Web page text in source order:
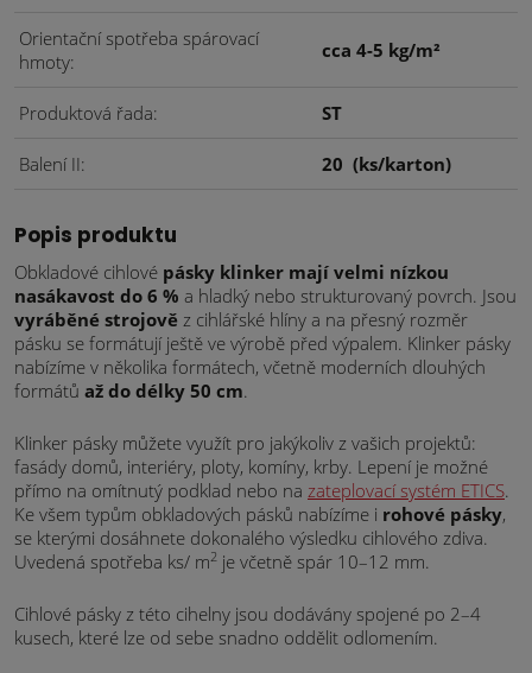
Orientační spotřeba spárovací
hmoty
cca 4-5 kg/m²
Produktová řada ST
Balení II 20 (ks/karton)
Popis produktu
Obkladové cihlové pásky klinker mají velmi nízkou
nasákavost do 6 % a hladký nebo strukturovaný povrch. Jsou
vyráběné strojově z cihlářské hlíny a na přesný rozměr
pásku se formátují ještě ve výrobě před výpalem. Klinker pásky
nabízíme v několika formátech, včetně moderních dlouhých
formátů až do délky 50 cm.
Klinker pásky můžete využít pro jakýkoliv z vašich projektů:
fasády domů, interiéry, ploty, komíny, krby. Lepení je možné
přímo na omítnutý podklad nebo na zateplovací systém ETICS.
Ke všem typům obkladových pásků nabízíme i rohové pásky,
se kterými dosáhnete dokonalého výsledku cihlového zdiva.
Uvedená spotřeba ks/ m2 je včetně spár 10–12 mm.
Cihlové pásky z této cihelny jsou dodávány spojené po 2–4
kusech, které lze od sebe snadno oddělit odlomením.